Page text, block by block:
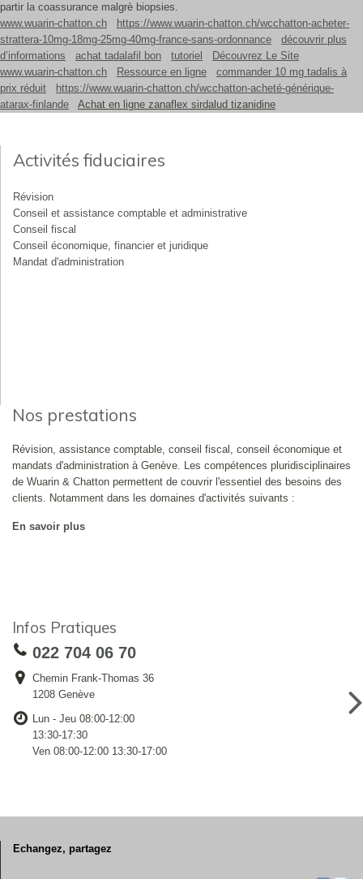
partir la coassurance malgrè biopsies.
www.wuarin-chatton.ch
https://www.wuarin-chatton.ch/wcchatton-acheter-
strattera-10mg-18mg-25mg-40mg-france-sans-ordonnance
découvrir plus
d’informations
achat tadalafil bon tutoriel
Découvrez Le Site
www.wuarin-chatton.ch
Ressource en ligne
commander 10 mg tadalis à
prix réduit
https://www.wuarin-chatton.ch/wcchatton-acheté-générique-
atarax-finlande
Achat en ligne zanaflex sirdalud tizanidine
Activités fiduciaires
Révision
Conseil et assistance comptable et administrative
Conseil fiscal
Conseil économique, financier et juridique
Mandat d'administration
Nos prestations
Révision, assistance comptable, conseil fiscal, conseil économique et
mandats d'administration à Genève. Les compétences pluridisciplinaires
de Wuarin & Chatton permettent de couvrir l'essentiel des besoins des
clients. Notamment dans les domaines d'activités suivants :
En savoir plus
Infos Pratiques
022 704 06 70
Chemin Frank-Thomas 36
1208 Genève
Lun - Jeu 08:00-12:00
13:30-17:30
Ven 08:00-12:00 13:30-17:00
Echangez, partagez